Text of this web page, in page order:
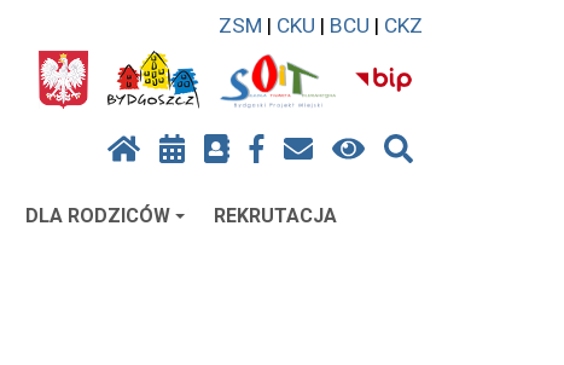
ZSM | CKU | BCU | CKZ
DLA RODZICÓW REKRUTACJA